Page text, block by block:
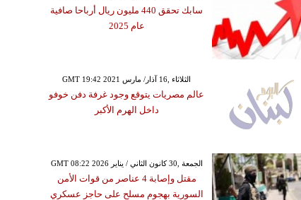
سابك تحقق 440 مليون ريال أرباحا صافية
عام 2025
GMT 19:42 2021 الثلاثاء ,16 آذار/ مارس
عالم مصريات يتوقع وجود غرفة دفن خوفو
داخل الهرم الأكبر
GMT 08:22 2026 الجمعة ,30 كانون الثاني / يناير
مقتل وإصابة 4 عناصر من قوات الأمن
السورية بهجوم مسلح على حاجز عسكري